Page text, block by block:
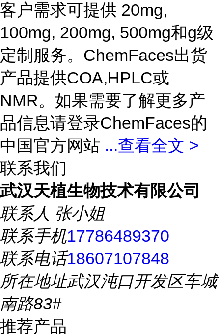
客户需求可提供 20mg,
100mg, 200mg, 500mg和g级
定制服务。ChemFaces出货
产品提供COA,HPLC或
NMR。如果需要了解更多产
品信息请登录ChemFaces的
中国官方网站 ...查看全文 >
联系我们
武汉天植生物技术有限公司
联系人 张小姐
联系手机17786489370
联系电话18607107848
所在地址武汉沌口开发区车城
南路83#
推荐产品